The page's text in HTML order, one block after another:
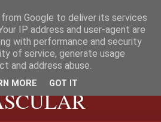
Google to deliver its services
IP address and user-agent are
with performance and security
of service, generate usage
and address abuse.
MORE GOT IT